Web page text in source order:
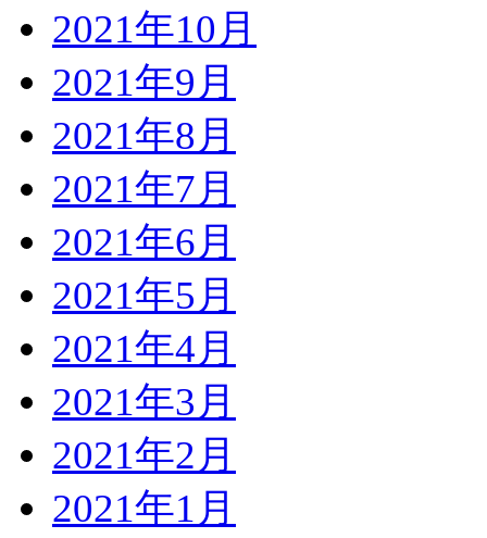
2021年10月
2021年9月
2021年8月
2021年7月
2021年6月
2021年5月
2021年4月
2021年3月
2021年2月
2021年1月